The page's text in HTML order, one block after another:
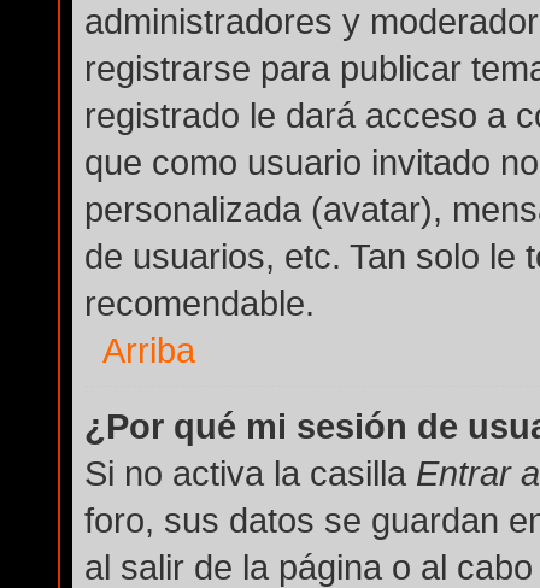
administradores y
registrarse para publicar
registrado le dará acceso a
que como usuario invitado
personalizada (avatar),
de usuarios, etc. Tan solo le
recomendable.
Arriba
¿Por qué mi sesión de
Si no activa la casilla Entrar
foro, sus datos se guardan
al salir de la página o al